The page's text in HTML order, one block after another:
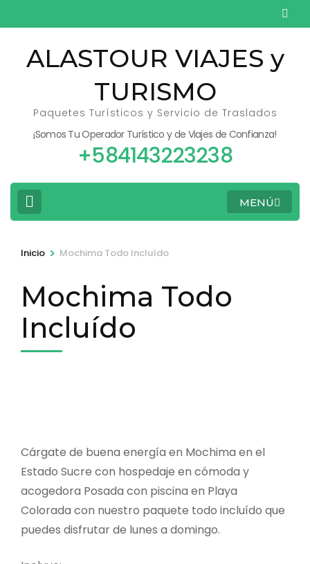
al
contenido
(presionaALASTOUR VIAJES y
TURISMO
Paquetes Turísticos y Servicio de Traslados
¡Somos Tu Operador Turístico y de Viajes de Confianza!
+584143223238
MENÚ
Inicio > Mochima Todo Incluído
Mochima Todo
Incluído
Cárgate de buena energía en Mochima en el
Estado Sucre con hospedaje en cómoda y
acogedora Posada con piscina en Playa
Colorada con nuestro paquete todo incluído que
puedes disfrutar de lunes a domingo.